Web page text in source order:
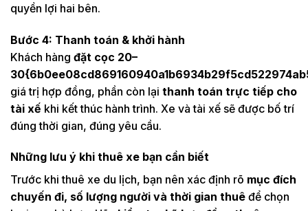
quyền lợi hai bên.
Bước 4: Thanh toán & khởi hành
Khách hàng đặt cọc 20–
giá trị hợp đồng, phần còn lại thanh toán trực tiếp cho
tài xế khi kết thúc hành trình. Xe và tài xế sẽ được bố trí
đúng thời gian, đúng yêu cầu.
Những lưu ý khi thuê xe bạn cần biết
Trước khi thuê xe du lịch, bạn nên xác định rõ mục đích
chuyến đi, số lượng người và thời gian thuê để chọn